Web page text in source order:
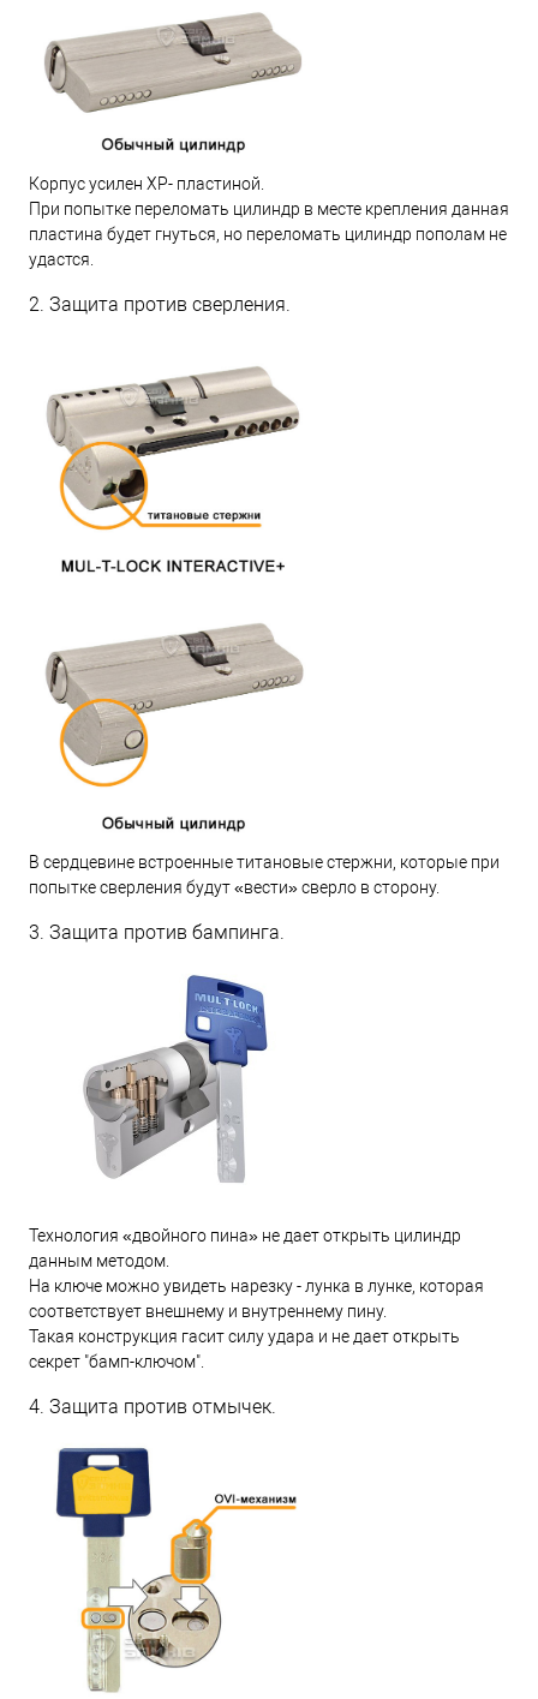
Корпус усилен XP- пластиной.
При попытке переломать цилиндр в месте крепления данная
пластина будет гнуться, но переломать цилиндр пополам не
удастся.
2. Защита против сверления.
В сердцевине встроенные титановые стержни, которые при
попытке сверления будут «вести» сверло в сторону.
3. Защита против бампинга.
Технология «двойного пина» не дает открыть цилиндр
данным методом.
На ключе можно увидеть нарезку - лунка в лунке, которая
соответствует внешнему и внутреннему пину.
Такая конструкция гасит силу удара и не дает открыть
секрет "бамп-ключом".
4. Защита против отмычек.